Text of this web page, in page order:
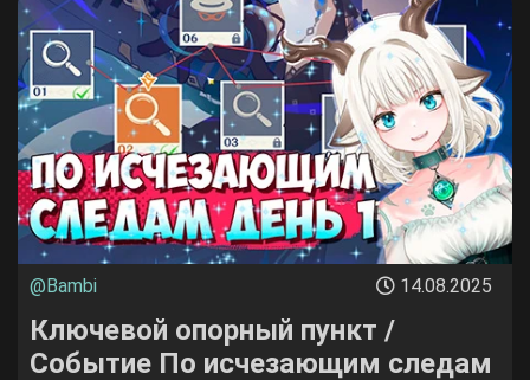
@Bambi 14.08.2025
Ключевой опорный пункт /
Событие По исчезающим следам